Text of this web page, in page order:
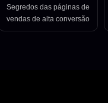
Segredos das páginas de
vendas de alta conversão